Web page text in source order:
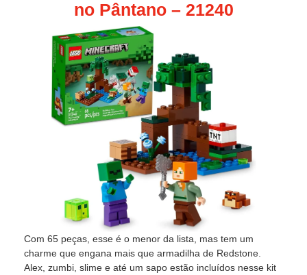
no Pântano – 21240
Com 65 peças, esse é o menor da lista, mas tem um
charme que engana mais que armadilha de Redstone.
Alex, zumbi, slime e até um sapo estão incluídos nesse kit